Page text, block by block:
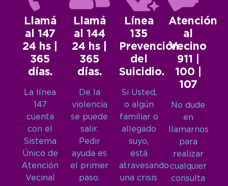
Llamá
al 147
24 hs |
365
días.
La línea
147
cuenta
con el
Sistema
Único de
Atención
Vecinal
Llamá
al 144
24 hs |
365
días.
De la
violencia
se puede
salir.
Pedir
ayuda es
el primer
paso.
Línea
135
Prevención
del
Suicidio.
Si Usted,
o algún
familiar o
allegado
suyo,
está
atravesando
una crisis
Atención
al
Vecino
911 |
100 |
107
No dude
en
llamarnos
para
realizar
cualquier
consulta